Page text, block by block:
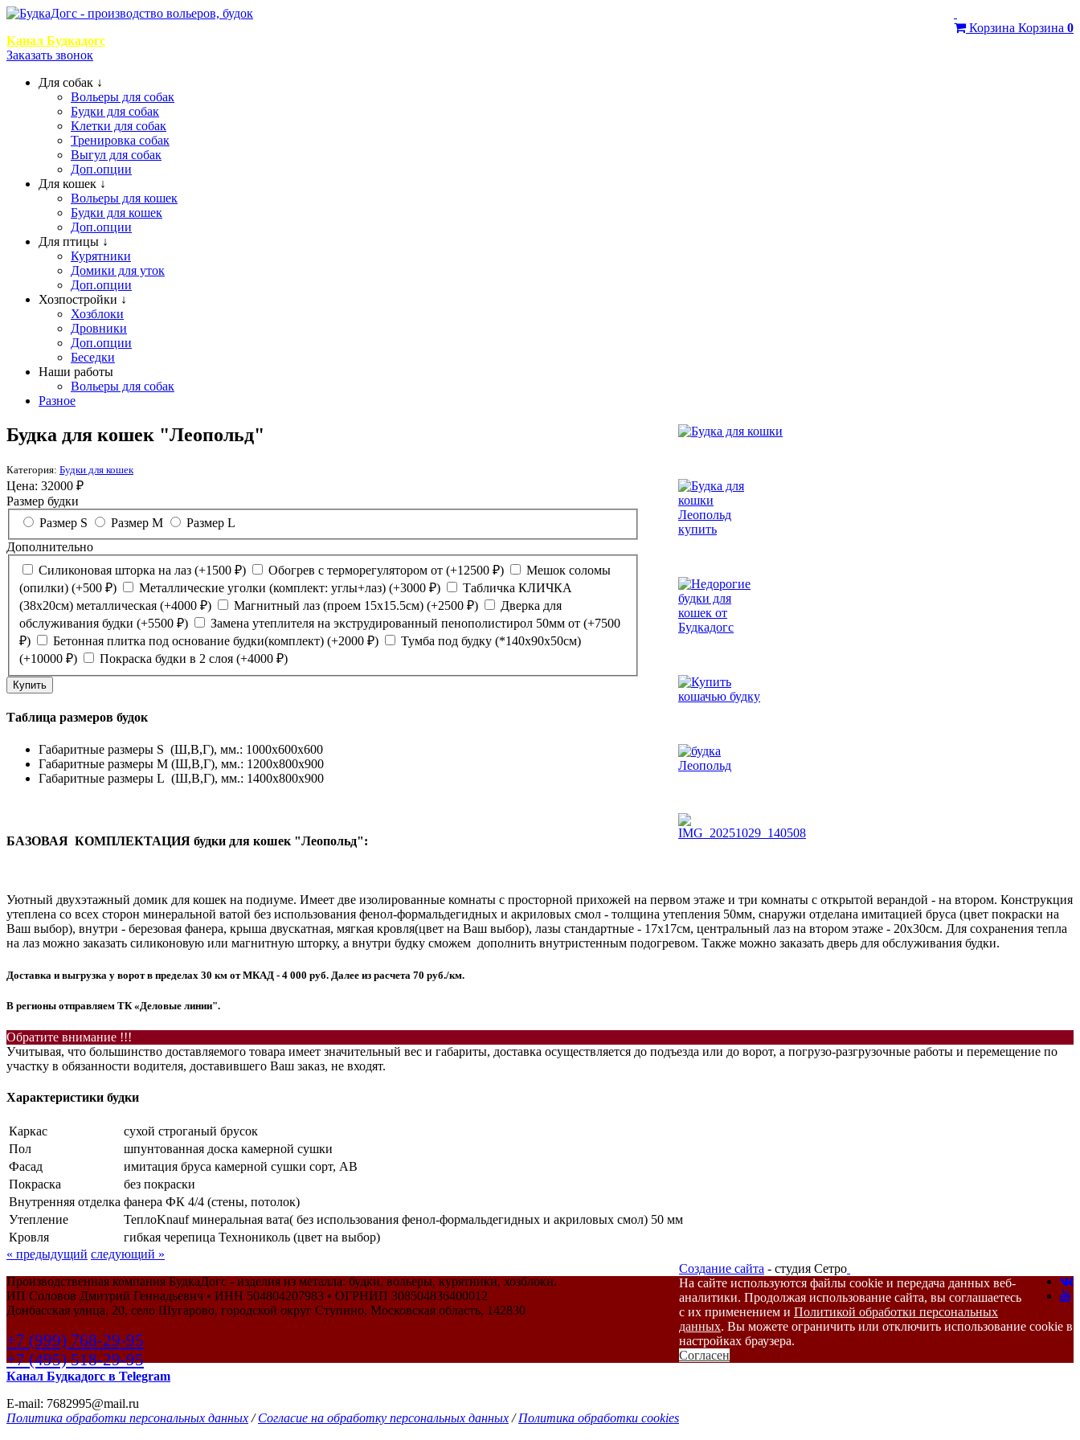
Корзина Корзина 0
Канал Будкадогс
Заказать звонок
Для собак ↓
Вольеры для собак
Будки для собак
Клетки для собак
Тренировка собак
Выгул для собак
Доп.опции
Для кошек ↓
Вольеры для кошек
Будки для кошек
Доп.опции
Для птицы ↓
Курятники
Домики для уток
Доп.опции
Хозпостройки ↓
Хозблоки
Дровники
Доп.опции
Беседки
Наши работы
Вольеры для собак
Разное
Будка для кошек "Леопольд"
Категория: Будки для кошек
Цена: 32000 ₽
Размер будки
Размер S
Размер M
Размер L
Дополнительно
Силиконовая шторка на лаз (+1500 ₽) Обогрев с терморегулятором от (+12500 ₽)
(опилки) (+500 ₽) Металлические уголки (комплект: углы+лаз) (+3000 ₽)
(38х20см) металлическая (+4000 ₽) Магнитный лаз (проем 15х15.5см) (+2500 ₽)
обслуживания будки (+5500 ₽) Замена утеплителя на экструдированный пенополистирол 50мм от (+7500
₽) Бетонная плитка под основание будки(комплект) (+2000 ₽)
Тумба под будку (*140х90х50см)
(+10000 ₽) Покраска будки в 2 слоя (+4000 ₽)
Таблица размеров будок
Габаритные размеры S (Ш,B,Г), мм.: 1000х600х600
Габаритные размеры M (Ш,B,Г), мм.: 1200х800х900
Габаритные размеры L (Ш,B,Г), мм.: 1400х800х900
БАЗОВАЯ КОМПЛЕКТАЦИЯ будки для кошек "Леопольд":
Уютный двухэтажный домик для кошек на подиуме. Имеет две изолированные комнаты с просторной прихожей на первом этаже и три комнаты с открытой верандой - на втором. Конструкция
утеплена со всех сторон минеральной ватой без использования фенол-формальдегидных и акриловых смол - толщина утепления 50мм, снаружи отделана имитацией бруса (цвет покраски на
Ваш выбор), внутри - березовая фанера, крыша двускатная, мягкая кровля(цвет на Ваш выбор), лазы стандартные - 17х17см, центральный лаз на втором этаже - 20х30см. Для сохранения тепла
на лаз можно заказать силиконовую или магнитную шторку, а внутри будку сможем дополнить внутристенным подогревом. Также можно заказать дверь для обслуживания будки.
Доставка и выгрузка у ворот в пределах 30 км от МКАД - 4 000 руб. Далее из расчета 70 руб./км.
В регионы отправляем ТК «Деловые линии".
Обратите внимание !!!
Учитывая, что большинство доставляемого товара имеет значительный вес и габариты, доставка осуществляется до подъезда или до ворот, а погрузо-разгрузочные работы и перемещение по
участку в обязанности водителя, доставившего Ваш заказ, не входят.
Характеристики будки
Каркас
сухой строганый брусок
Пол
шпунтованная доска камерной сушки
Фасад
имитация бруса камерной сушки сорт, АВ
Покраска
без покраски
Внутренняя отделка фанера ФК 4/4 (стены, потолок)
Утепление
ТеплоKnauf минеральная вата( без использования фенол-формальдегидных и акриловых смол) 50 мм
Кровля
гибкая черепица Технониколь (цвет на выбор)
« предыдущий следующий »
Производственная компания БудкаДогс - изделия из металла: будки, вольеры, курятники, хозблоки.
ИП Соловов Дмитрий Геннадьевич • ИНН 504804207983 • ОГРНИП 308504836400012
Донбасская улица, 20, село Шугарово, городской округ Ступино, Московская область, 142830
+7 (999) 768-29-95
+7 (495) 518-29-95
Канал Будкадогс в Telegram
E-mail: 7682995@mail.ru
Политика обработки персональных данных /Согласие на обработку персональных данных /Политика обработки cookies
Создание сайта - студия Сетро
На сайте используются файлы cookie и передача данных веб-
аналитики. Продолжая использование сайта, вы соглашаетесь
с их применением и Политикой обработки персональных
данных. Вы можете ограничить или отключить использование cookie в
настройках браузера.
Согласен